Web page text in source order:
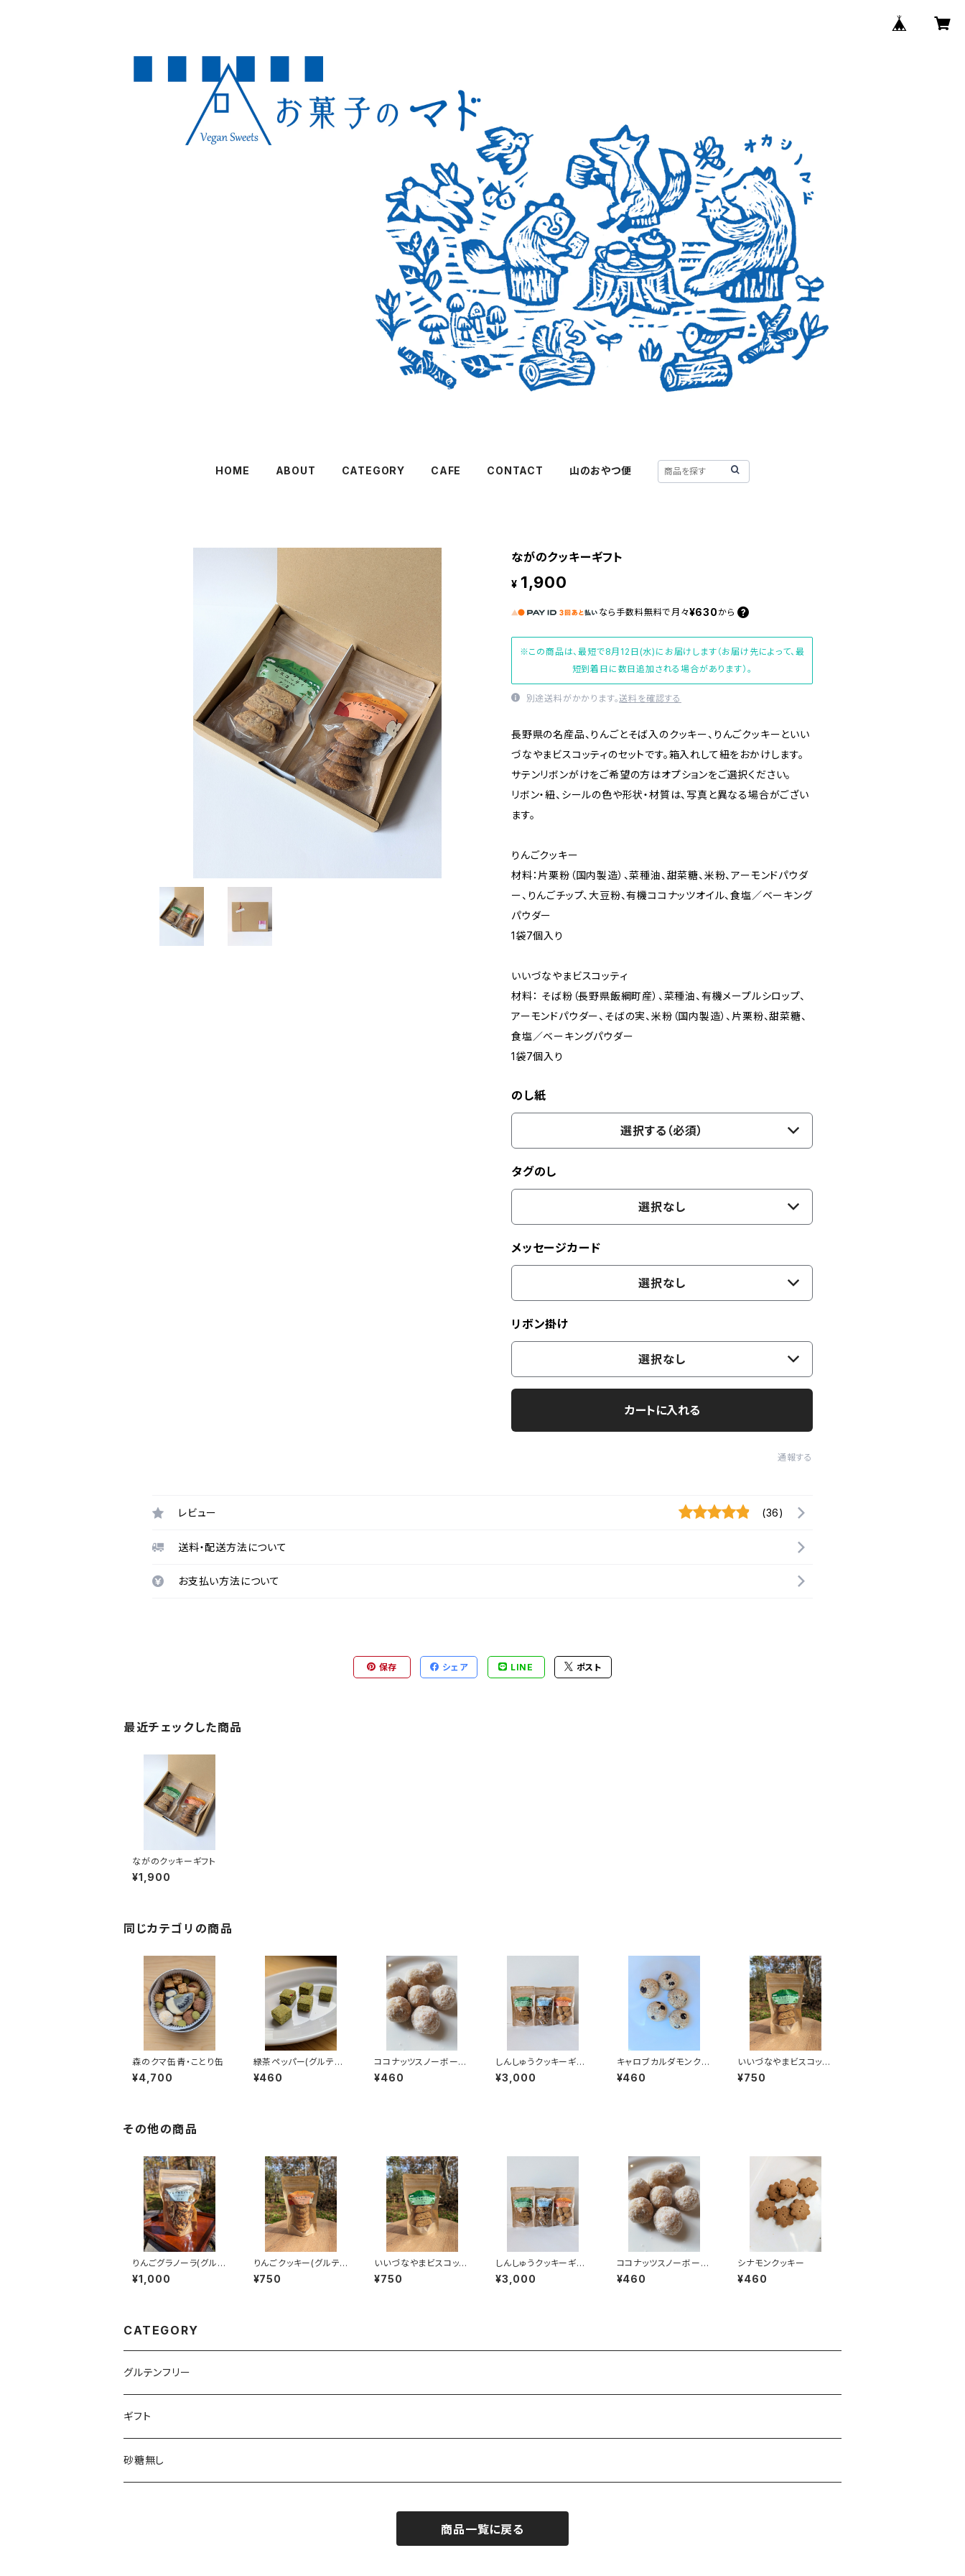
HOME ABOUT CATEGORY CAFE CONTACT 山のおやつ便
ながのクッキーギフト
¥ 1,900
なら 手数料無料で 月々¥630 から
※この商品は、最短で8月12日(水)にお届けします（お届け先によって、最
短到着日に数日追加される場合があります）。
別途送料がかかります。送料を確認する
長野県の名産品、りんごとそば入のクッキー、りんごクッキーといい
づなやまビスコッティのセットです。箱入れして紐をおかけします。
サテンリボンがけをご希望の方はオプションをご選択ください。
リボン・紐、シールの色や形状・材質は、写真と異なる場合がござい
ます。
りんごクッキー
材料：片栗粉（国内製造）、菜種油、甜菜糖、米粉、アーモンドパウダ
ー、りんごチップ、大豆粉、有機ココナッツオイル、食塩／ベーキング
パウダー
1袋7個入り
いいづなやまビスコッティ
材料： そば粉（長野県飯綱町産）、菜種油、有機メープルシロップ、
アーモンドパウダー、そばの実、米粉（国内製造）、片栗粉、甜菜糖、
食塩／ベーキングパウダー
1袋7個入り
のし紙
選択する（必須）
タグのし
選択なし
メッセージカード
選択なし
リボン掛け
選択なし
カートに入れる
通報する
レビュー (36)
送料・配送方法について
お支払い方法について
保存 シェア LINE ポスト
最近チェックした商品
ながのクッキーギフト
¥1,900
同じカテゴリの商品
森のクマ缶青・ことり缶
¥4,700
緑茶ペッパー(グルテン
フリー）
¥460
ココナッツスノーボール
(グルテンフリー）
¥460
しんしゅうクッキーギフ
ト
¥3,000
キャロブカルダモンクッ
キー(グルテンフリー）
¥460
いいづなやまビスコッテ
ィ(グルテンフリー)7個
入り
¥750
その他の商品
りんごグラノーラ(グルテ
ンフリー)
¥1,000
りんごクッキー(グルテン
フリー)7個入り
¥750
いいづなやまビスコッテ
ィ(グルテンフリー)7個
入り
¥750
しんしゅうクッキーギフ
ト
¥3,000
ココナッツスノーボール
(グルテンフリー）
¥460
シナモンクッキー
¥460
CATEGORY
グルテンフリー
ギフト
砂糖無し
商品一覧に戻る